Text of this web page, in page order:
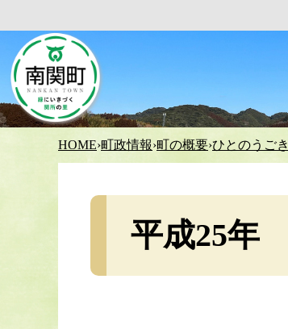
HOME›町政情報›町の概要›ひとのうごき
平成25年